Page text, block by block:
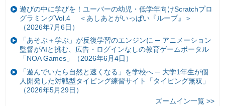
遊びの中に学びを！ユーバーの幼児・低学年向けScratchプロ
グラミングVol.4 ＜あしあとがいっぱい『ループ』＞
（2026年7月6日）
「あそぶ＋学ぶ」が反復学習のエンジンに ─ アニメーション
監督がAIと挑む、広告・ログインなしの教育ゲームポータル
「NOA Games」（2026年6月4日）
「遊んでいたら自然と速くなる」を学校へ ─ 大学1年生が個
人開発した対戦型タイピング練習サイト「タイピング無双」
（2026年5月29日）
ズームイン一覧 >>